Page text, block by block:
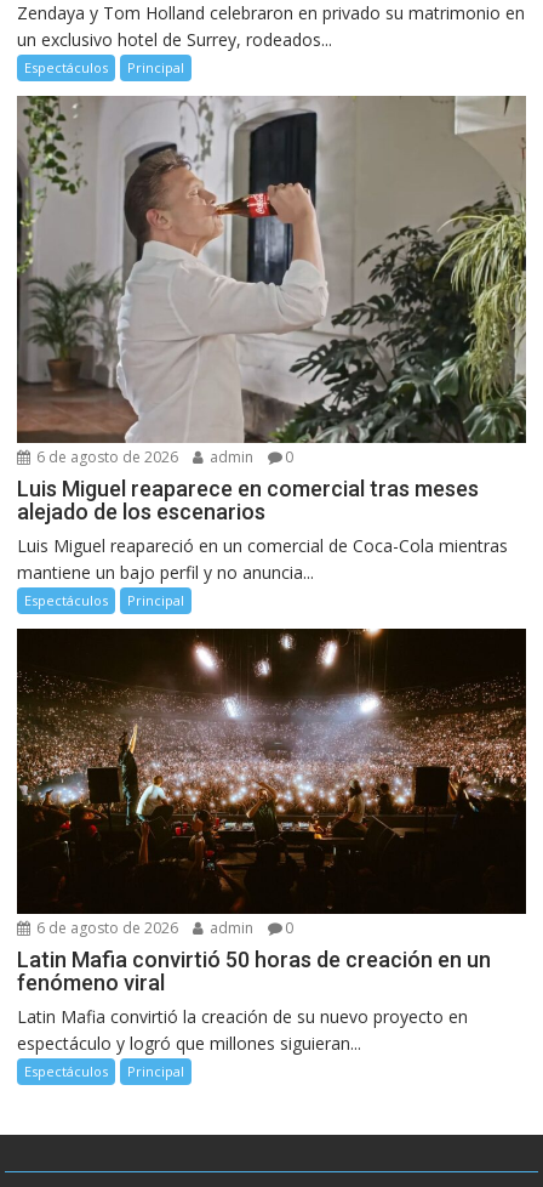
Zendaya y Tom Holland celebraron en privado su matrimonio en
un exclusivo hotel de Surrey, rodeados...
Espectáculos Principal
6 de agosto de 2026 admin 0
Luis Miguel reaparece en comercial tras meses
alejado de los escenarios
Luis Miguel reapareció en un comercial de Coca-Cola mientras
mantiene un bajo perfil y no anuncia...
Espectáculos Principal
6 de agosto de 2026 admin 0
Latin Mafia convirtió 50 horas de creación en un
fenómeno viral
Latin Mafia convirtió la creación de su nuevo proyecto en
espectáculo y logró que millones siguieran...
Espectáculos Principal